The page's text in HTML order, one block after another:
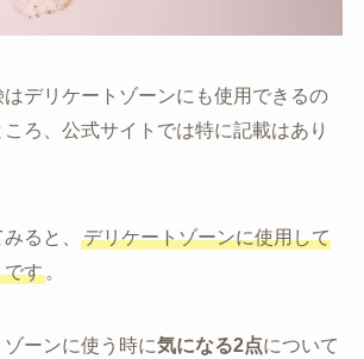
デリケートゾーンにも使用できるの
ろ、公式サイトでは特に記載はあり
ると、
デリケートゾーンに使用して
です。
ーンに使う時に気になる2点について